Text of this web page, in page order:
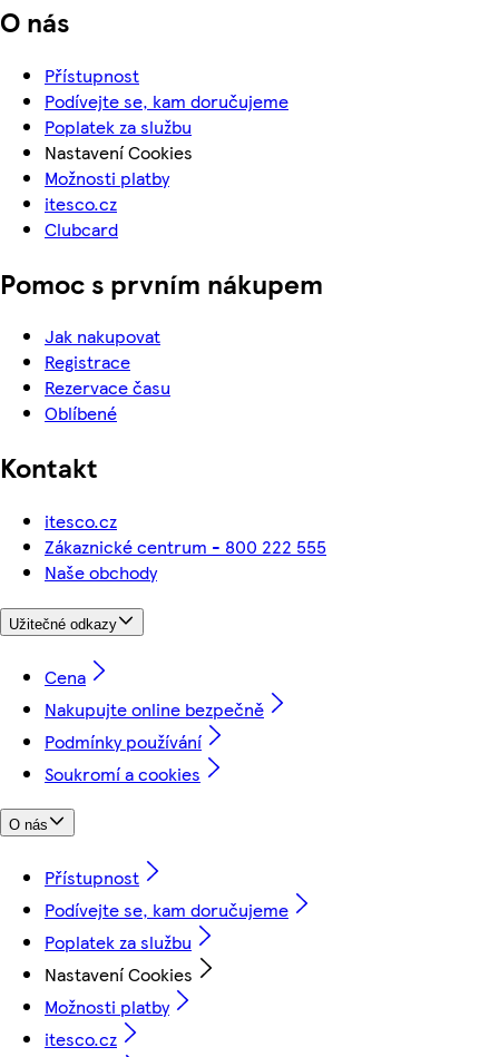
O nás
Přístupnost
Podívejte se, kam doručujeme
Poplatek za službu
Nastavení Cookies
Možnosti platby
itesco.cz
Clubcard
Pomoc s prvním nákupem
Jak nakupovat
Registrace
Rezervace času
Oblíbené
Kontakt
itesco.cz
Zákaznické centrum - 800 222 555
Naše obchody
Užitečné odkazy
Cena
Nakupujte online bezpečně
Podmínky používání
Soukromí a cookies
O nás
Přístupnost
Podívejte se, kam doručujeme
Poplatek za službu
Nastavení Cookies
Možnosti platby
itesco.cz